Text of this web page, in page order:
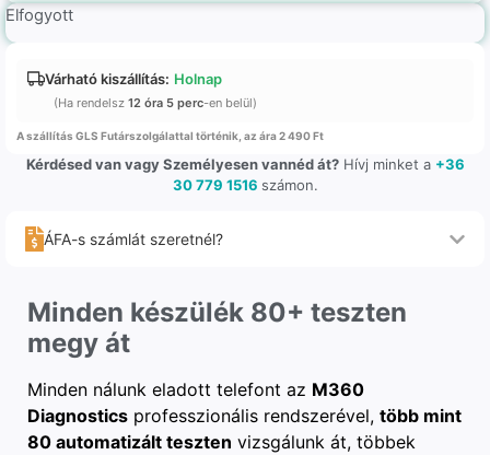
Elfogyott
Várható kiszállítás: Holnap
(Ha rendelsz 12 óra 5 perc-en belül)
A szállítás GLS Futárszolgálattal történik, az ára 2 490 Ft
Kérdésed van vagy Személyesen vannéd át?Hívj minket a +36
30 779 1516 számon.
ÁFA-s számlát szeretnél?
Minden készülék 80+ teszten
megy át
Minden nálunk eladott telefont az M360
Diagnostics professzionális rendszerével, több mint
80 automatizált teszten vizsgálunk át, többek